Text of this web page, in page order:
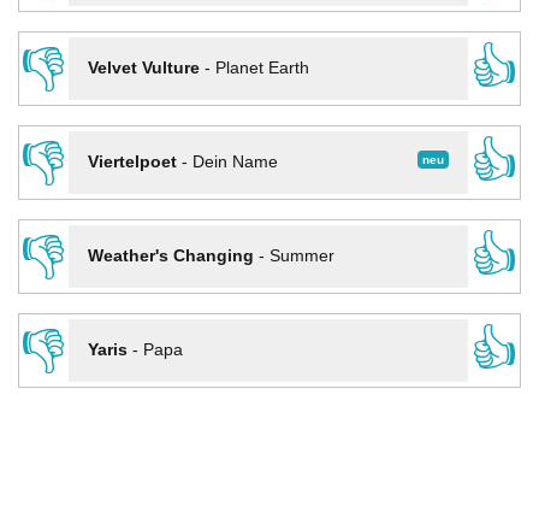
👎
Velvet Vulture- Planet Earth
👍
👎
neu
Viertelpoet- Dein Name
👍
👎
Weather's Changing - Summer
👍
👎
Yaris- Papa 👍